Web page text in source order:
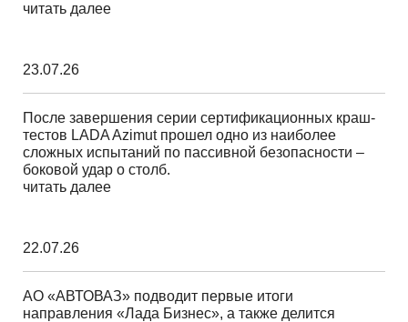
читать далее
23.07.26
После завершения серии сертификационных краш-
тестов LADA Azimut прошел одно из наиболее
сложных испытаний по пассивной безопасности –
боковой удар о столб.
читать далее
22.07.26
АО «АВТОВАЗ» подводит первые итоги
направления «Лада Бизнес», а также делится